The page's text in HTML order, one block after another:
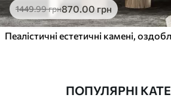
1449.99грн870.00 грн
ПОПУЛЯРНІ